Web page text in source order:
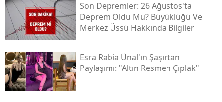
Son Depremler: 26 Ağustos'ta
Deprem Oldu Mu? Büyüklüğü Ve
Merkez Üssü Hakkında Bilgiler
Esra Rabia Ünal'ın Şaşırtan
Paylaşımı: "altın Resmen Çıplak"